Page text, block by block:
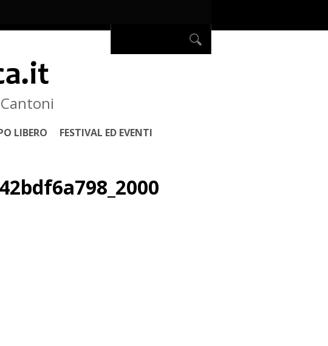
LIBERO FESTIVAL ED EVENTI